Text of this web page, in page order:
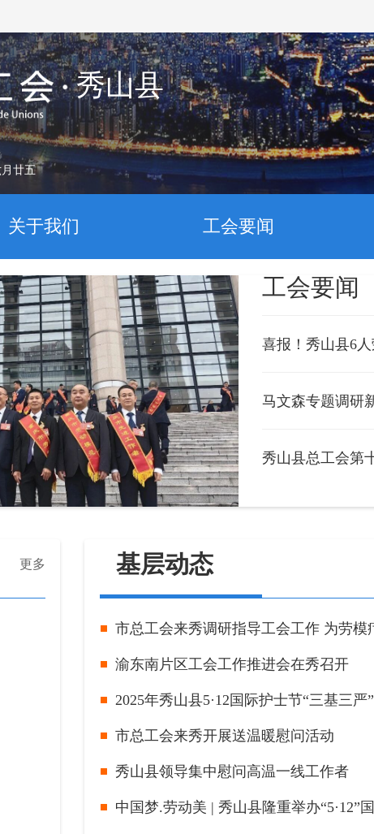
秀山县
廿五
关于我们 工会要闻
工会要闻
喜报！秀山县6
马文森专题调研
秀山县总工会第
更多 基层动态
市总工会来秀调研指导工会工作 为劳模
渝东南片区工会工作推进会在秀召开
2025年秀山县5·12国际护士节“三基三严
市总工会来秀开展送温暖慰问活动
秀山县领导集中慰问高温一线工作者
中国梦.劳动美 | 秀山县隆重举办“5·12”